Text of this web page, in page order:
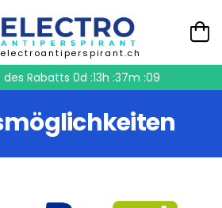
electroantiperspirant.ch
des Rabatts 0d :13h :37m :09